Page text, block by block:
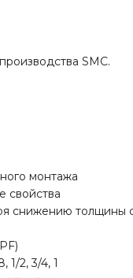
SMC.
монтажа
свойства
снижению толщины
1/2, 3/4, 1